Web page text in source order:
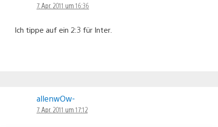
7. Apr. 2011 um 16:36
Ich tippe auf ein 2:3 für Inter.
allenwOw-
7. Apr. 2011 um 17:12